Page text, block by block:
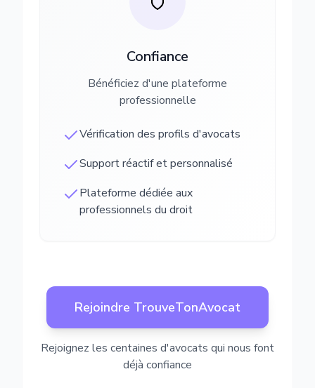
Confiance
Bénéficiez d'une plateforme
professionnelle
Vérification des profils d'avocats
Support réactif et personnalisé
Plateforme dédiée aux
professionnels du droit
Rejoindre TrouveTonAvocat
Rejoignez les centaines d'avocats qui nous font
déjà confiance